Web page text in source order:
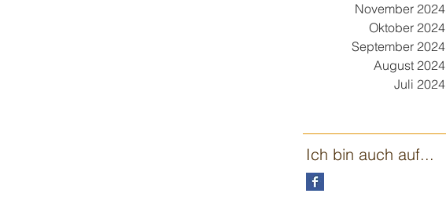
November 2024
Oktober 2024
September 2024
August 2024
Juli 2024
Ich bin auch auf...